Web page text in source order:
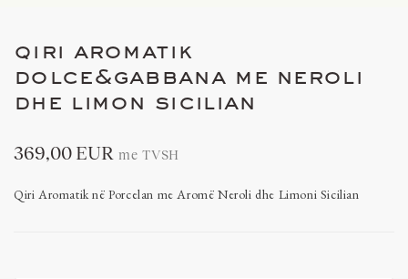
qiri aromatik
dolce&gabbana me neroli
dhe limon sicilian
369,00 EUR me TVSH
Qiri Aromatik në Porcelan me Aromë Neroli dhe Limoni Sicilian